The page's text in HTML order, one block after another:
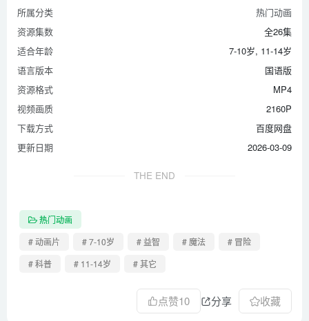
所属分类
热门动画
资源集数
全26集
适合年龄
7-10岁, 11-14岁
语言版本
国语版
资源格式
MP4
视频画质
2160P
下载方式
百度网盘
更新日期
2026-03-09
THE END
热门动画
# 动画片
# 7-10岁 # 益智 # 魔法
# 冒险
# 科普
# 11-14岁 # 其它
点赞10 分享 收藏